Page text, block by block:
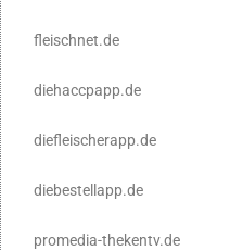
fleischnet.de
diehaccpapp.de
diefleischerapp.de
diebestellapp.de
promedia-thekentv.de